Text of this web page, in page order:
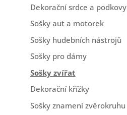
Dekorační srdce a podkovy
Sošky aut a motorek
Sošky hudebních nástrojů
Sošky pro dámy
Sošky zvířat
Dekorační křížky
Sošky znamení zvěrokruhu